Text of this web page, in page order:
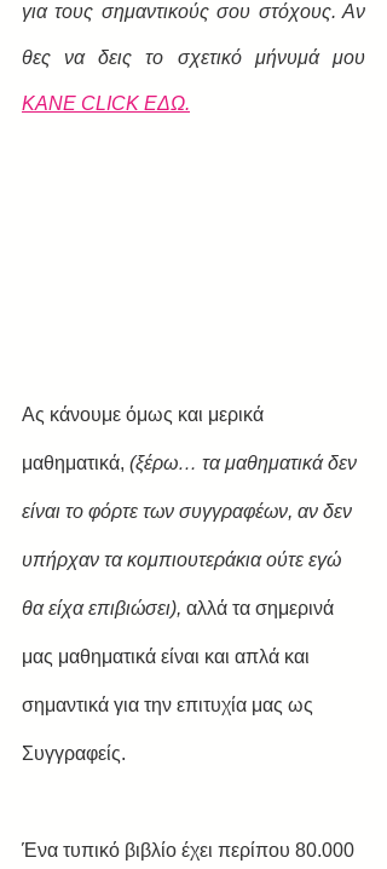
για τους σημαντικούς σου στόχους. Αν
ΚΑΝΕ CLICK ΕΔΩ.
Ας κάνουμε όμως και μερικά
μαθηματικά, (ξέρω… τα μαθηματικά δεν
είναι το φόρτε των συγγραφέων, αν δεν
υπήρχαν τα κομπιουτεράκια ούτε εγώ
θα είχα επιβιώσει), αλλά τα σημερινά
μας μαθηματικά είναι και απλά και
σημαντικά για την επιτυχία μας ως
Συγγραφείς.
Ένα τυπικό βιβλίο έχει περίπου 80.000